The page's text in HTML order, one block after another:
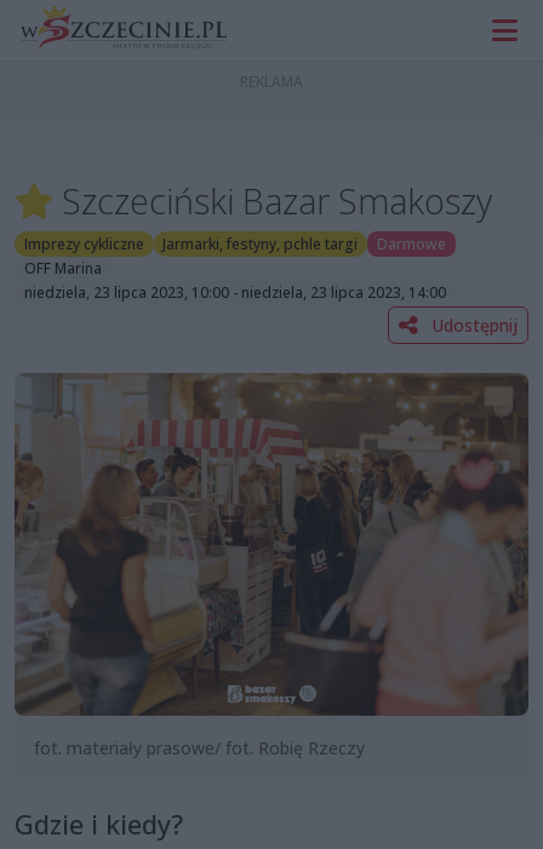
Szczeciński Bazar Smakoszy
Imprezy cykliczne Jarmarki, festyny, pchle targi
Darmowe
OFF Marina
niedziela, 23 lipca 2023, 10:00 - niedziela, 23 lipca 2023, 14:00
Udostępnij
fot. materiały prasowe/ fot. Robię Rzeczy
Gdzie i kiedy?